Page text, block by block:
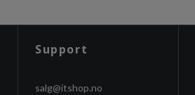
Support
salg@itshop.no